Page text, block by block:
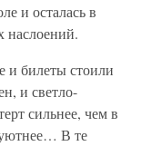
и осталась в
наслоений.
и билеты стоили
и светло-
сильнее, чем в
В те